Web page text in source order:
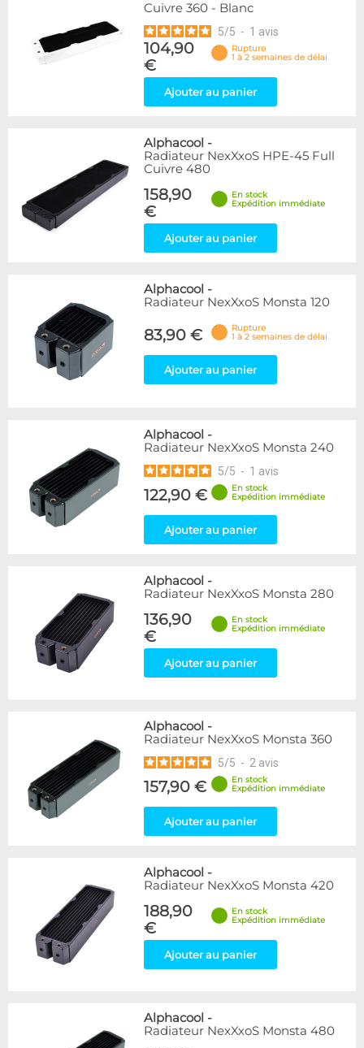
Cuivre 360 - Blanc
5/5 - 1 avis
104,90
€
Rupture
1 à 2 semaines de délai
Ajouter au panier
Alphacool -
Radiateur NexXxoS HPE-45 Full
Cuivre 480
158,90
€
En stock
Expédition immédiate
Ajouter au panier
Alphacool -
Radiateur NexXxoS Monsta 120
83,90 €
Rupture
1 à 2 semaines de délai
Ajouter au panier
Alphacool -
Radiateur NexXxoS Monsta 240
5/5 - 1 avis
122,90 €
En stock
Expédition immédiate
Ajouter au panier
Alphacool -
Radiateur NexXxoS Monsta 280
136,90
€
En stock
Expédition immédiate
Ajouter au panier
Alphacool -
Radiateur NexXxoS Monsta 360
5/5 - 2 avis
157,90 €
En stock
Expédition immédiate
Ajouter au panier
Alphacool -
Radiateur NexXxoS Monsta 420
188,90
€
En stock
Expédition immédiate
Ajouter au panier
Alphacool -
Radiateur NexXxoS Monsta 480